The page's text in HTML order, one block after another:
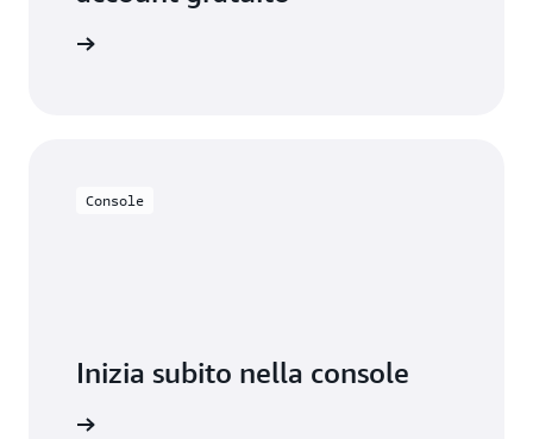
Console
Inizia subito nella console